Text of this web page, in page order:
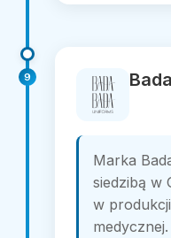
9
Marka
siedzibą w
w